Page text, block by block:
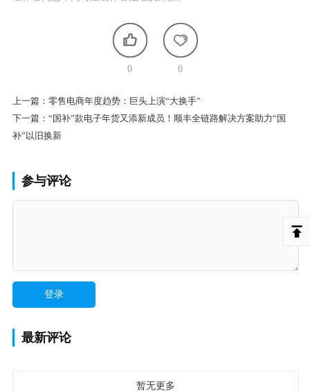
0 0
上一篇： 零售电商年度趋势：巨头上演“大换手”
下一篇： “国补”款电子年货又添新成员！顺丰全链路解决方案助力“国
补”以旧换新
参与评论
最新评论
暂无更多